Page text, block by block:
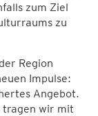
zum Ziel
zu
Region
Impulse:
Angebot.
tragen wir mit